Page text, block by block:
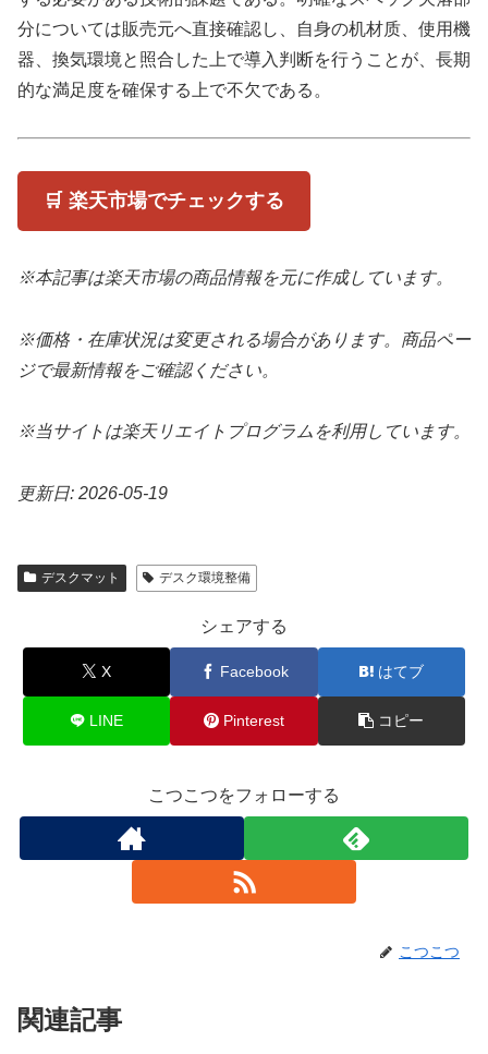
分については販売元へ直接確認し、自身の机材质、使用機
器、換気環境と照合した上で導入判断を行うことが、長期
的な満足度を確保する上で不欠である。
🛒 楽天市場でチェックする
※本記事は楽天市場の商品情報を元に作成しています。
※価格・在庫状況は変更される場合があります。商品ペー
ジで最新情報をご確認ください。
※当サイトは楽天リエイトプログラムを利用しています。
更新日: 2026-05-19
デスクマット デスク環境整備
シェアする
X Facebook はてブ
LINE Pinterest コピー
こつこつをフォローする
こつこつ
関連記事